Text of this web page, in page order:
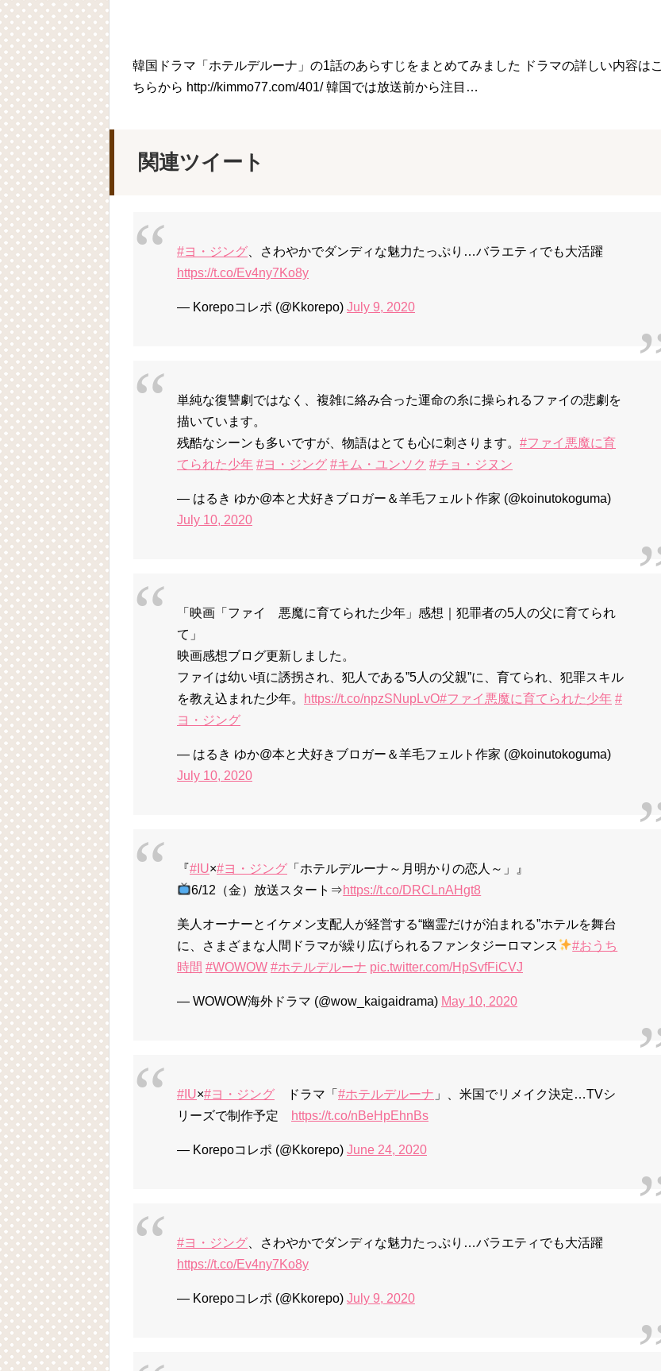
韓国ドラマ「ホテルデルーナ」の1話のあらすじをまとめてみました ドラマの詳しい内容はこ
ちらから http://kimmo77.com/401/ 韓国では放送前から注目…
関連ツイート
#ヨ・ジング 、さわやかでダンディな魅力たっぷり…バラエティでも大活躍
https://t.co/Ev4ny7Ko8y
— Korepoコレポ (@Kkorepo) July 9, 2020
単純な復讐劇ではなく、複雑に絡み合った運命の糸に操られるファイの悲劇を
描いています。
残酷なシーンも多いですが、物語はとても心に刺さります。 #ファイ悪魔に育
てられた少年 #ヨ・ジング #キム・ユンソク #チョ・ジヌン
— はるき ゆか@本と犬好きブロガー＆羊毛フェルト作家 (@koinutokoguma)
July 10, 2020
「映画「ファイ 悪魔に育てられた少年」感想｜犯罪者の5人の父に育てられ
て」
映画感想ブログ更新しました。
ファイは幼い頃に誘拐され、犯人である”5人の父親”に、育てられ、犯罪スキル
を教え込まれた少年。
https://t.co/npzSNupLvO#ファイ悪魔に育てられた少年 #
ヨ・ジング
— はるき ゆか@本と犬好きブロガー＆羊毛フェルト作家 (@koinutokoguma)
July 10, 2020
『#IU×#ヨ・ジング 「ホテルデルーナ～月明かりの恋人～」』
6/12（金）放送スタート⇒https://t.co/DRCLnAHgt8
美人オーナーとイケメン支配人が経営する“幽霊だけが泊まれる”ホテルを舞台
に、さまざまな人間ドラマが繰り広げられるファンタジーロマンス
#おうち
時間 #WOWOW #ホテルデルーナ pic.twitter.com/HpSvfFiCVJ
— WOWOW海外ドラマ (@wow_kaigaidrama) May 10, 2020
#IU×#ヨ・ジング ドラマ「 #ホテルデルーナ 」、米国でリメイク決定…TVシ
リーズで制作予定
https://t.co/nBeHpEhnBs
— Korepoコレポ (@Kkorepo) June 24, 2020
#ヨ・ジング 、さわやかでダンディな魅力たっぷり…バラエティでも大活躍
https://t.co/Ev4ny7Ko8y
— Korepoコレポ (@Kkorepo) July 9, 2020